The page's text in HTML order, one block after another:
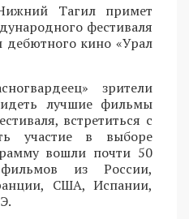
Тагил примет
фестиваля
дебютного кино «Урал
зрители
лучшие фильмы
встретиться с
участие в выборе
вошли почти 50
фильмов из России,
США, Испании,